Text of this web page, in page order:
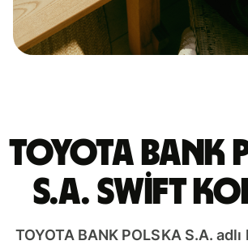
TOYOTA BANK
S.A. Swift
TOYOTA BANK POLSKA S.A.